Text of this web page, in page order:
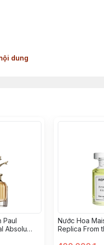
Floral) dành cho phái
hương này là biểu
đầy năng lượng và sức
mềm mại và quyến rũ
benzoin, để lại dấu ấn
trọng và hiện đại.
sẽ làm nổi bật
dung
Paul
Absolu
Nước Hoa
Replica From